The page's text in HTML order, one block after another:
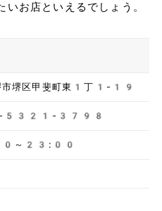
お店といえるでしょう。
市堺区甲斐町東1丁1-19
5321-3798
～23:00